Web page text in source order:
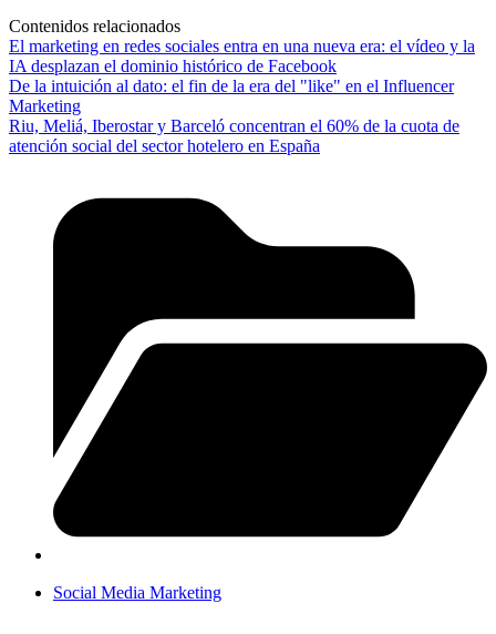
Contenidos relacionados
El marketing en redes sociales entra en una nueva era: el vídeo y la
IA desplazan el dominio histórico de Facebook
De la intuición al dato: el fin de la era del "like" en el Influencer
Marketing
Riu, Meliá, Iberostar y Barceló concentran el 60% de la cuota de
atención social del sector hotelero en España
Social Media Marketing